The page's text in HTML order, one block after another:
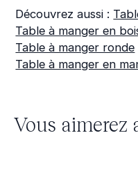
Découvrez aussi :
Table à manger en
Table à manger ronde
Table à manger en
Vous aimerez